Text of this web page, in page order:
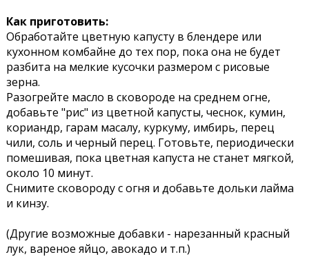
Как приготовить:
Обработайте цветную капусту в блендере или
кухонном комбайне до тех пор, пока она не будет
разбита на мелкие кусочки размером с рисовые
зерна.
Разогрейте масло в сковороде на среднем огне,
добавьте "рис" из цветной капусты, чеснок, кумин,
кориандр, гарам масалу, куркуму, имбирь, перец
чили, соль и черный перец. Готовьте, периодически
помешивая, пока цветная капуста не станет мягкой,
около 10 минут.
Снимите сковороду с огня и добавьте дольки лайма
и кинзу.
(Другие возможные добавки - нарезанный красный
лук, вареное яйцо, авокадо и т.п.)